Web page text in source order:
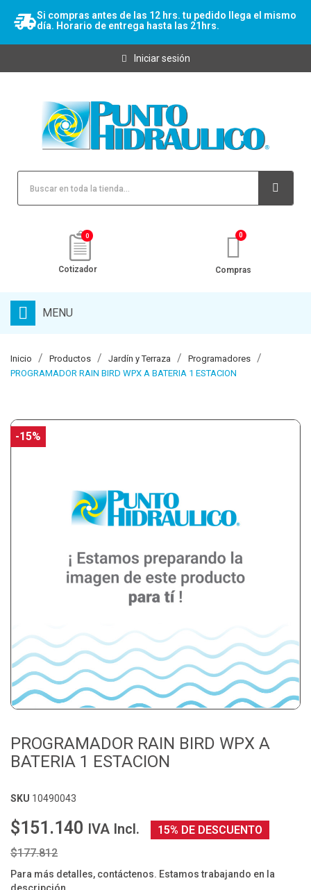
Si compras antes de las 12 hrs. tu pedido llega el mismo
día. Horario de entrega hasta las 21hrs.
Iniciar sesión
0
Cotizador Compras
MENU
Inicio Productos Jardín y Terraza
Programadores
PROGRAMADOR RAIN BIRD WPX A BATERIA 1 ESTACION
-15%
PROGRAMADOR RAIN BIRD WPX A
BATERIA 1 ESTACION
SKU 10490043
$151.140 IVA Incl.
15% DE DESCUENTO
$177.812
Para más detalles, contáctenos. Estamos trabajando en la